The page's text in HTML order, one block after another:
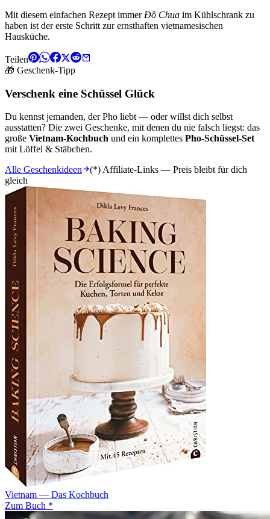
Mit diesem einfachen Rezept immerĐồ Chua im Kühlschrank zu
haben ist der erste Schritt zur ernsthaften vietnamesischen
Hausküche.
Teilen
🎁 Geschenk-Tipp
Verschenk eine Schüssel Glück
Du kennst jemanden, der Pho liebt — oder willst dich selbst
ausstatten? Die zwei Geschenke, mit denen du nie falsch liegst: das
große Vietnam-Kochbuch und ein komplettes Pho-Schüssel-Set
mit Löffel & Stäbchen.
Alle Geschenkideen
(*) Affiliate-Links — Preis bleibt für dich
gleich
Vietnam — Das Kochbuch
Zum Buch *